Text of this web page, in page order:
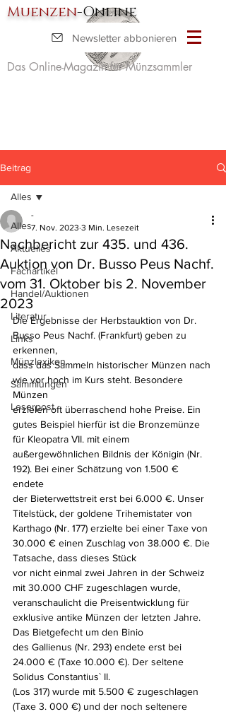
Muenzen-Online
Das Online-Magazin für Münzsammler
Newsletter abbonieren
Beitrag
Alles
Aktuelles
Fachartikel
Handel/Auktionen
Literatur
Links
Münzlexikon
Sammlungen
Leserpost
Alles
Nachbericht zur 435. und 436.
Auktion von Dr. Busso Peus Nachf.
vom 31. Oktober bis 2. November
2023
-
7. Nov. 2023 3 Min. Lesezeit
Die Ergebnisse der Herbstauktion von Dr.
Busso Peus Nachf. (Frankfurt) geben zu
erkennen,
dass das Sammeln historischer Münzen nach
wie vor hoch im Kurs steht. Besondere
Münzen
erzielen oft überraschend hohe Preise. Ein
gutes Beispiel hierfür ist die Bronzemünze
für Kleopatra VII. mit einem
außergewöhnlichen Bildnis der Königin (Nr.
192). Bei einer Schätzung von 1.500 €
endete
der Bieterwettstreit erst bei 6.000 €. Unser
Titelstück, der goldene Trihemistater von
Karthago (Nr. 177) erzielte bei einer Taxe von
30.000 € einen Zuschlag von 38.000 €. Die
Tatsache, dass dieses Stück
vor nicht einmal zwei Jahren in der Schweiz
mit 30.000 CHF zugeschlagen wurde,
veranschaulicht die Preisentwicklung für
exklusive antike Münzen der letzten Jahre.
Das Bietgefecht um den Binio
des Gallienus (Nr. 293) endete erst bei
24.000 € (Taxe 10.000 €). Der seltene
Solidus Constantius` II.
(Los 317) wurde mit 5.500 € zugeschlagen
(Taxe 3. 000 €) und der noch seltenere